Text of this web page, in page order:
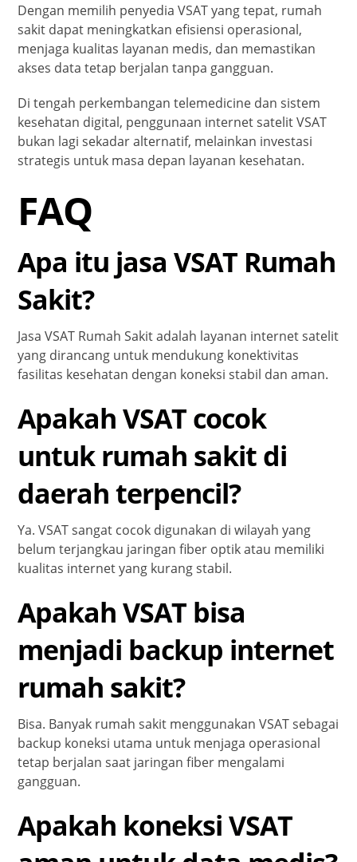
Dengan memilih penyedia VSAT yang tepat, rumah
sakit dapat meningkatkan efisiensi operasional,
menjaga kualitas layanan medis, dan memastikan
akses data tetap berjalan tanpa gangguan.
Di tengah perkembangan telemedicine dan sistem
kesehatan digital, penggunaan internet satelit VSAT
bukan lagi sekadar alternatif, melainkan investasi
strategis untuk masa depan layanan kesehatan.
FAQ
Apa itu jasa VSAT Rumah
Sakit?
Jasa VSAT Rumah Sakit adalah layanan internet satelit
yang dirancang untuk mendukung konektivitas
fasilitas kesehatan dengan koneksi stabil dan aman.
Apakah VSAT cocok
untuk rumah sakit di
daerah terpencil?
Ya. VSAT sangat cocok digunakan di wilayah yang
belum terjangkau jaringan fiber optik atau memiliki
kualitas internet yang kurang stabil.
Apakah VSAT bisa
menjadi backup internet
rumah sakit?
Bisa. Banyak rumah sakit menggunakan VSAT sebagai
backup koneksi utama untuk menjaga operasional
tetap berjalan saat jaringan fiber mengalami
gangguan.
Apakah koneksi VSAT